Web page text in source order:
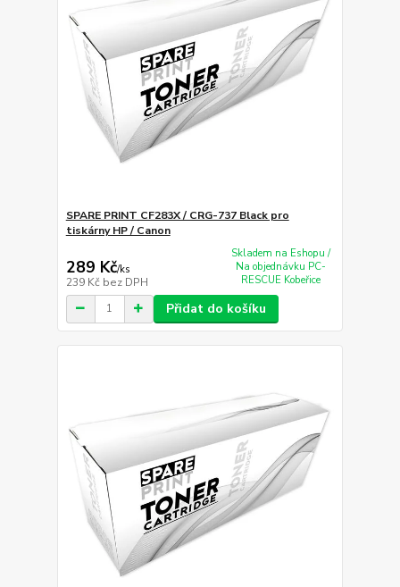
SPARE PRINT CF283X / CRG-737 Black pro
tiskárny HP / Canon
289 Kč/ks
239 Kč bez DPH
Skladem na Eshopu /
Na objednávku PC-
RESCUE Kobeřice
Přidat do košíku